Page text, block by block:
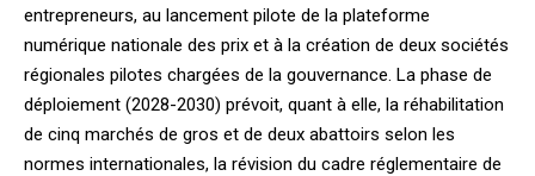
entrepreneurs, au lancement pilote de la plateforme
numérique nationale des prix et à la création de deux sociétés
régionales pilotes chargées de la gouvernance. La phase de
déploiement (2028-2030) prévoit, quant à elle, la réhabilitation
de cinq marchés de gros et de deux abattoirs selon les
normes internationales, la révision du cadre réglementaire de